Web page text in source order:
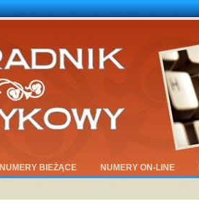
NUMERY BIEŻĄCE NUMERY ON-LINE